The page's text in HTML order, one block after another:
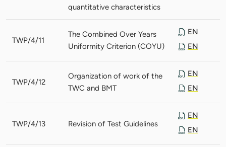
quantitative characteristics
TWP/4/11
The Combined Over Years
Uniformity Criterion (COYU)
EN
EN
TWP/4/12
Organization of work of the
TWC and BMT
EN
EN
TWP/4/13 Revision of Test Guidelines
EN
EN